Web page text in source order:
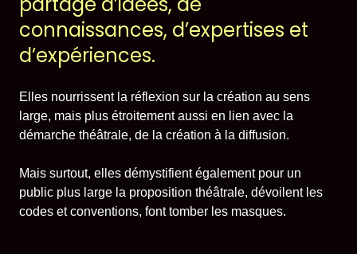
Équipe et conseil
d’administration
Votre soutien
On en parle dans les
médias
connaissances, d’expertises et
d’expériences.
Elles nourrissent la réflexion sur la création au sens
large, mais plus étroitement aussi en lien avec la
démarche théâtrale, de la création à la diffusion.
Mais surtout, elles démystifient également pour un
public plus large la proposition théâtrale, dévoilent les
codes et conventions, font tomber les masques.